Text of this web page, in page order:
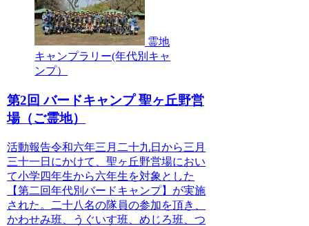
霊地
キャンプラリー(年代別キャ
ンプ）
第2回 バードキャンプ 聖ヶ丘野営
場（ご霊地）
活動報告令和六年三月二十九日から三月
三十一日にかけて、聖ヶ丘野営場におい
て小学四年生から六年生を対象とした
【第二回年代別バードキャンプ】が実施
された。二十八名の隊員の参加を頂き、
かわせみ班、うぐいす班、めじろ班、つ